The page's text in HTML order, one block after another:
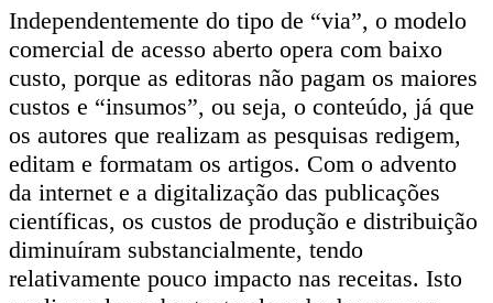
Independentemente do tipo de “via”, o modelo
comercial de acesso aberto opera com baixo
custo, porque as editoras não pagam os maiores
custos e “insumos”, ou seja, o conteúdo, já que
os autores que realizam as pesquisas redigem,
editam e formatam os artigos. Com o advento
da internet e a digitalização das publicações
científicas, os custos de produção e distribuição
diminuíram substancialmente, tendo
relativamente pouco impacto nas receitas. Isto